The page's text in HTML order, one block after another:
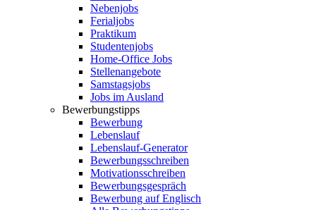
Nebenjobs
Ferialjobs
Praktikum
Studentenjobs
Home-Office Jobs
Stellenangebote
Samstagsjobs
Jobs im Ausland
Bewerbungstipps
Bewerbung
Lebenslauf
Lebenslauf-Generator
Bewerbungsschreiben
Motivationsschreiben
Bewerbungsgespräch
Bewerbung auf Englisch